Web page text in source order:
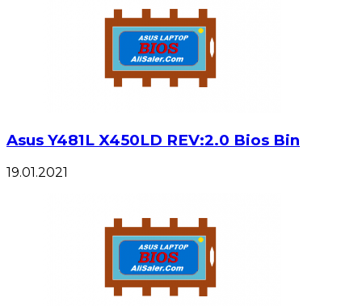
Asus Y481L X450LD REV:2.0 Bios Bin
19.01.2021